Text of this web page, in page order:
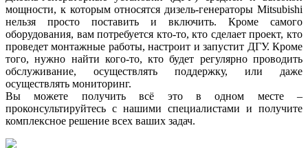
мощности, к которым относятся дизель-генераторы Mitsubishi
нельзя просто поставить и включить. Кроме самого
оборудования, вам потребуется кто-то, кто сделает проект, кто
проведет монтажные работы, настроит и запустит ДГУ. Кроме
того, нужно найти кого-то, кто будет регулярно проводить
обслуживание, осуществлять поддержку, или даже
осуществлять мониторинг.
Вы можете получить всё это в одном месте –
проконсультируйтесь с нашими специалистами и получите
комплексное решение всех ваших задач.